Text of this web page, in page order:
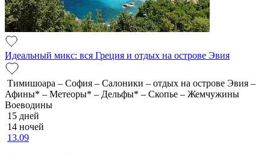
Идеальный микс: вся Греция и отдых на острове Эвия
Тимишоара – София – Салоники – отдых на острове Эвия –
Афины* – Метеоры* – Дельфы* – Скопье – Жемчужины
Воеводины
15 дней
14 ночей
13.09